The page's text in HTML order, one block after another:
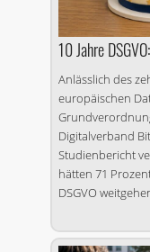
10 Jahre
Anlässlich des
europäischen
Digitalverband
Studienbericht
hätten 71
DSGVO